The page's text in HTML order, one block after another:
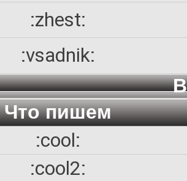
:zhest:
:vsadnik:
Что пишем
:cool:
:cool2: